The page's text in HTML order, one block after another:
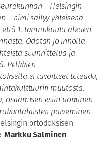
– Helsingin
– nimi säilyy yhteisenä
1. tammikuuta alkaen
Odotan jo innolla
suunnittelua ja
Pelkkien
ei tavoitteet toteudu,
muutosta.
osaamisen esiintuominen
palveminen
ortodoksisen
Markku Salminen.